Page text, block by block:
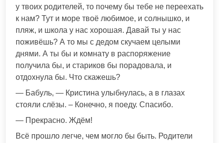
у твоих родителей, то почему бы тебе не переехать
к нам? Тут и море твоё любимое, и солнышко, и
пляж, и школа у нас хорошая. Давай ты у нас
поживёшь? А то мы с дедом скучаем целыми
днями. А ты бы и комнату в распоряжение
получила бы, и стариков бы порадовала, и
отдохнула бы. Что скажешь?
— Бабуль, — Кристина улыбнулась, а в глазах
стояли слёзы. – Конечно, я поеду. Спасибо.
— Прекрасно. Ждём!
Всё прошло легче, чем могло бы быть. Родители